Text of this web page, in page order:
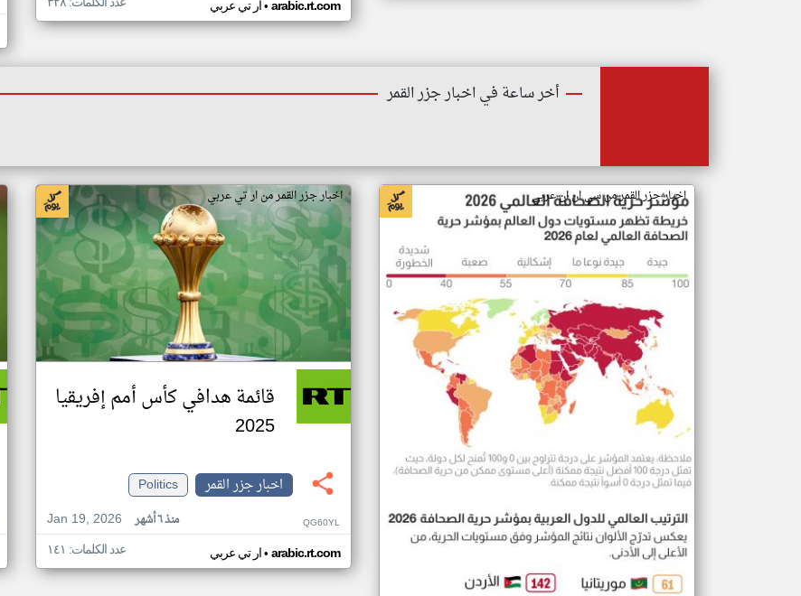
ار تي عربي• arabic.rt.com
أخر ساعة في اخبار جزر القمر
اخبار جزر القمر من سي ان ان عربي اخبار جزر القمر من ار تي عربي
قائمة هدافي كأس أمم إفريقيا
2025
اخبار جزر القمر
Politics
Jan 19, 2026
منذ ٦ أشهر QG60YL
ار تي عربي• arabic.rt.com عدد الكلمات: ١٤١